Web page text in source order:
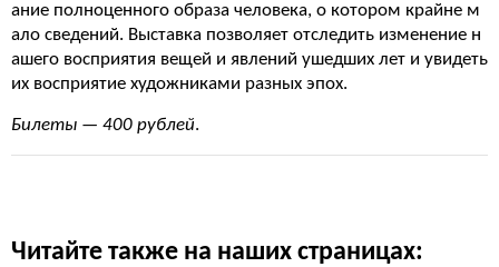
ание полноценного образа человека, о котором крайне м
ало сведений. Выставка позволяет отследить изменение н
ашего восприятия вещей и явлений ушедших лет и увидеть
их восприятие художниками разных эпох.
Билеты — 400 рублей.
Читайте также на наших страницах: